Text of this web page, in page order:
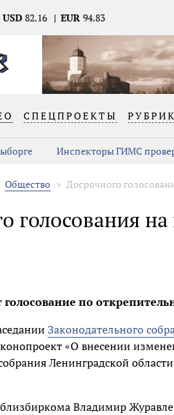
USD 82.16 EUR 94.83
СПЕЦПРОЕКТЫ
Инспекторы ГИМС
Общество Досрочного
голосования
голосование по
Законодательного
«О внесении
Ленинградской
Владимир